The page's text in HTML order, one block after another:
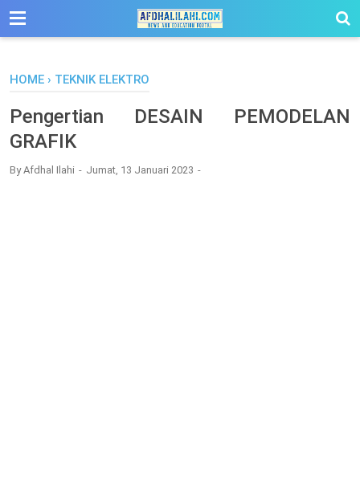
-->
HOME › TEKNIK ELEKTRO
Pengertian DESAIN PEMODELAN
GRAFIK
ByAfdhal Ilahi Jumat, 13 Januari 2023